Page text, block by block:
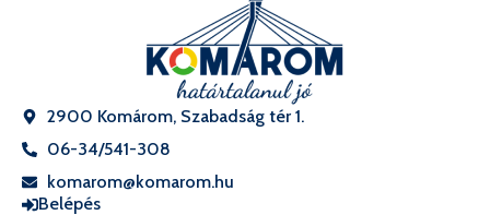
2900 Komárom, Szabadság tér 1.
06-34/541-308
komarom@komarom.hu
Belépés